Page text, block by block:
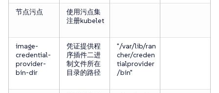
节点污点
使用污点集
注册kubelet
image-
credential-
provider-
bin-dir
凭证提供程
序插件二进
制文件所在
目录的路径
"/var/lib/ran
cher/creden
tialprovider
/bin"